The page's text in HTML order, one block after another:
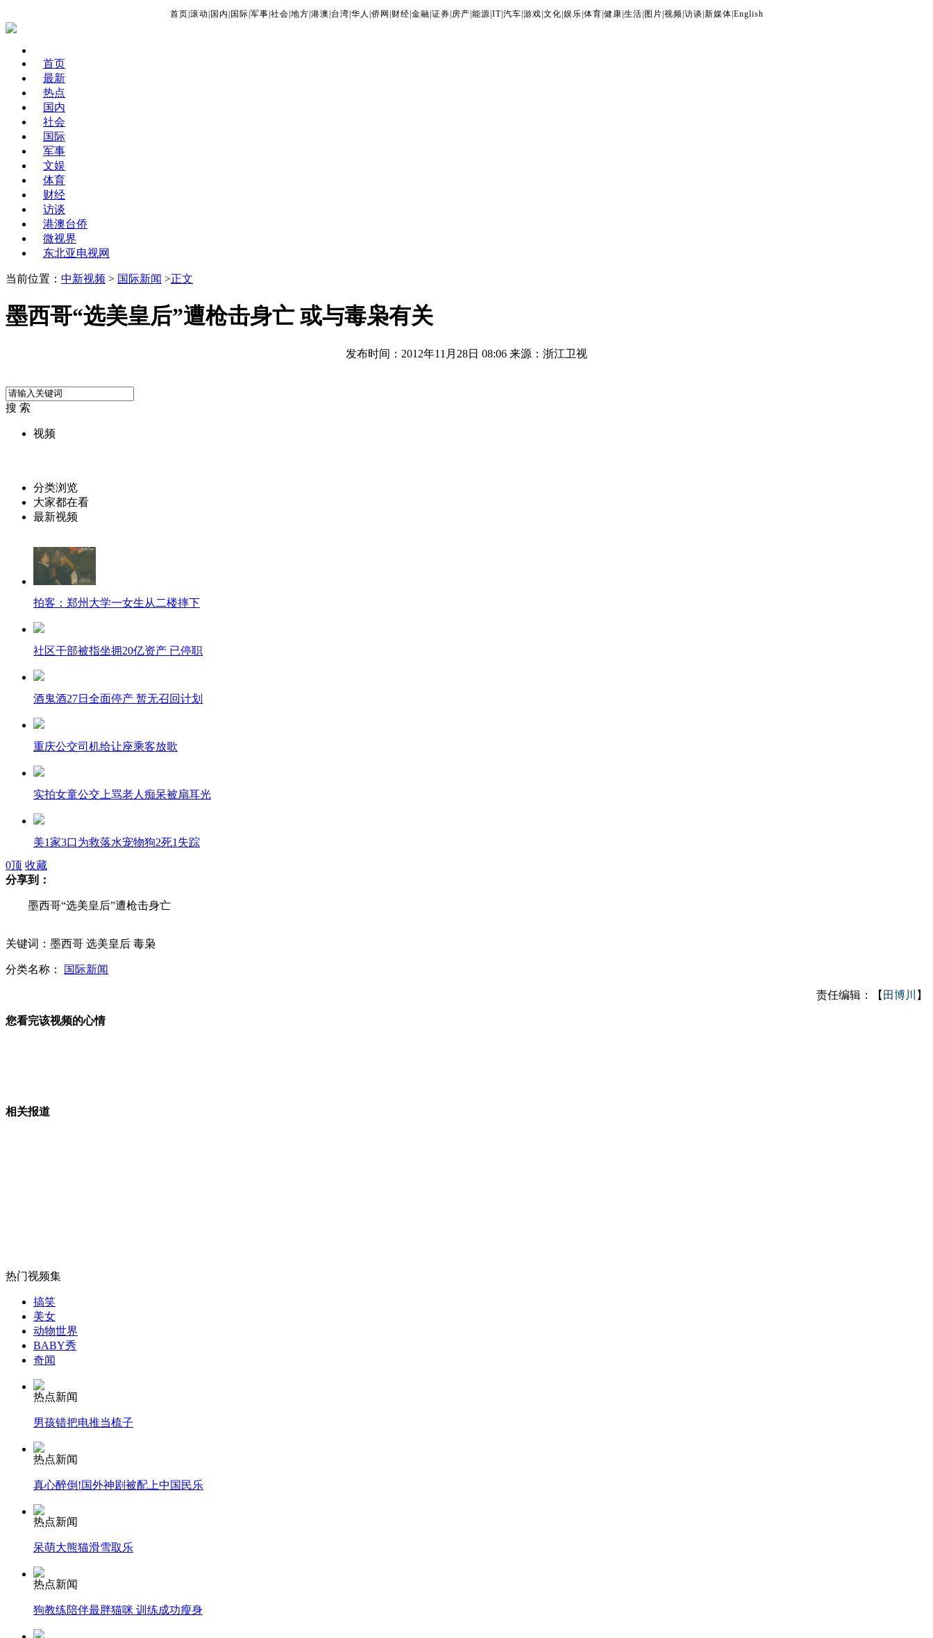
首页 滚动 国内 国际 军事 社会 地方 港澳 台湾 华人 侨网 财经 金融 证券 房产 能源 IT| 汽车 游戏 文化 娱乐 体育 健康 生活 图片 视频 访谈 新媒体 English
首页
最新
热点
国内
社会
国际
军事
文娱
体育
财经
访谈
港澳台侨
微视界
东北亚电视网
当前位置： 中新视频 > 国际新闻 >正文
墨西哥“选美皇后”遭枪击身亡 或与毒枭有关
发布时间：2012年11月28日 08:06 来源：浙江卫视
搜 索
视频
分类浏览
大家都在看
最新视频
拍客：郑州大学一女生从二楼摔下
社区干部被指坐拥20亿资产 已停职
酒鬼酒27日全面停产 暂无召回计划
重庆公交司机给让座乘客放歌
实拍女童公交上骂老人痴呆被扇耳光
美1家3口为救落水宠物狗2死1失踪
挪威公布政府大楼发生爆炸视频
外交部：有关国家言论片面不公正
安徽一实载49人客车翻车
走！跟着总书记去植树
纽约上演“枕头大战”
0顶 收藏
分享到：
墨西哥“选美皇后”遭枪击身亡
关键词：墨西哥 选美皇后 毒枭
分类名称： 国际新闻
责任编辑：【 田博川 】
您看完该视频的心情
相关报道
热门视频集
搞笑
美女
动物世界
BABY秀
奇闻
热点新闻
男孩错把电推当梳子
热点新闻
真心醉倒!国外神剧被配上中国民乐
热点新闻
呆萌大熊猫滑雪取乐
热点新闻
狗教练陪伴最胖猫咪 训练成功瘦身